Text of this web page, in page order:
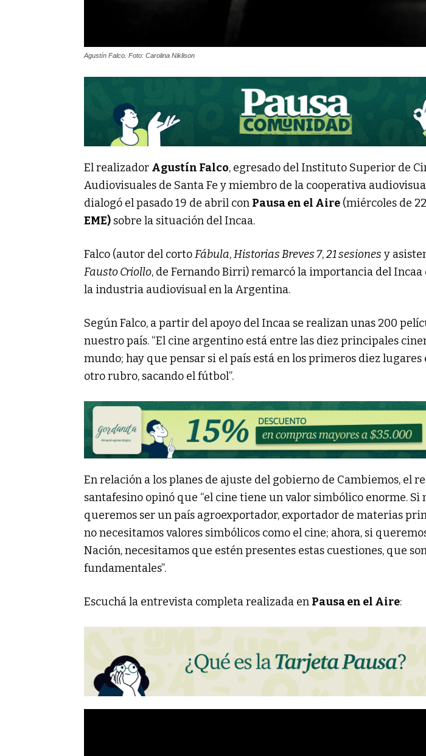
Agustín Falco. Foto: Carolina Niklison
El realizador Agustín Falco, egresado del Instituto Superior de
Audiovisuales de Santa Fe y miembro de la cooperativa
dialogó el pasado 19 de abril con Pausa en el Aire (miércoles de
EME) sobre la situación del Incaa.
Falco (autor del cortoFábula,Historias Breves 7,21 sesiones y
Fausto Criollo, de Fernando Birri) remarcó la importancia del Incaa
la industria audiovisual en la Argentina.
Según Falco, a partir del apoyo del Incaa se realizan unas 200
nuestro país. “El cine argentino está entre las diez principales
mundo; hay que pensar si el país está en los primeros diez
otro rubro, sacando el fútbol”.
En relación a los planes de ajuste del gobierno de Cambiemos, el
santafesino opinó que “el cine tiene un valor simbólico enorme. Si
queremos ser un país agroexportador, exportador de materias
no necesitamos valores simbólicos como el cine; ahora, si
Nación, necesitamos que estén presentes estas cuestiones, que
fundamentales”.
Escuchá la entrevista completa realizada en Pausa en el Aire: